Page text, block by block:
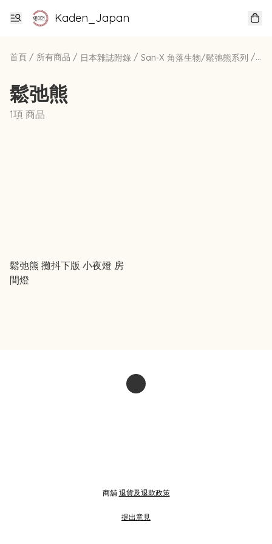
Kaden_Japan
首頁 / 所有商品 / 日本雜誌附錄 / San-X 角落生物/鬆弛熊系列 / 鬆
鬆弛熊
1項 商品
鬆弛熊 攤抖下版 小夜燈 房
間燈
商舖 退貨及退款政策
提出意見